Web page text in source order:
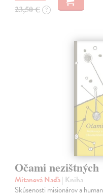
23,50 € ?
Očami nezištných
Mitanová Naďa| Kniha
Skúsenosti misionárov a